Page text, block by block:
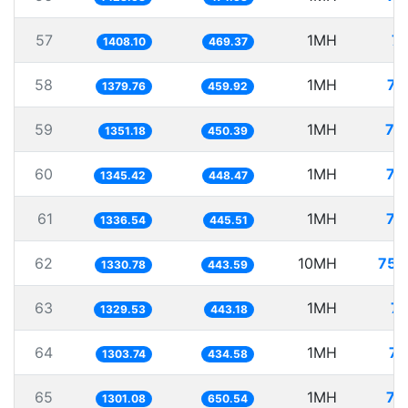
57 1408.10 469.37 1MH
58 1379.76 459.92 1MH
59 1351.18 450.39 1MH
60 1345.42 448.47 1MH
61 1336.54 445.51 1MH
62 1330.78 443.59 10MH
63 1329.53 443.18 1MH
64 1303.74 434.58 1MH
65 1301.08 650.54 1MH